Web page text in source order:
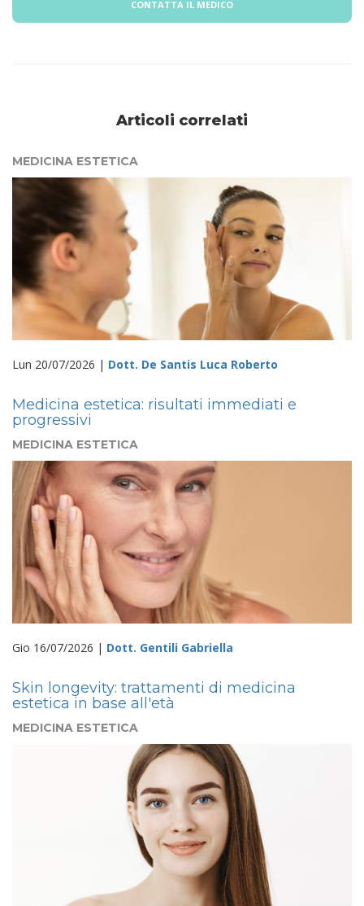
CONTATTA IL MEDICO
Articoli correlati
MEDICINA ESTETICA
Lun 20/07/2026 | Dott. De Santis Luca Roberto
Medicina estetica: risultati immediati e
progressivi
MEDICINA ESTETICA
Gio 16/07/2026 | Dott. Gentili Gabriella
Skin longevity: trattamenti di medicina
estetica in base all'età
MEDICINA ESTETICA